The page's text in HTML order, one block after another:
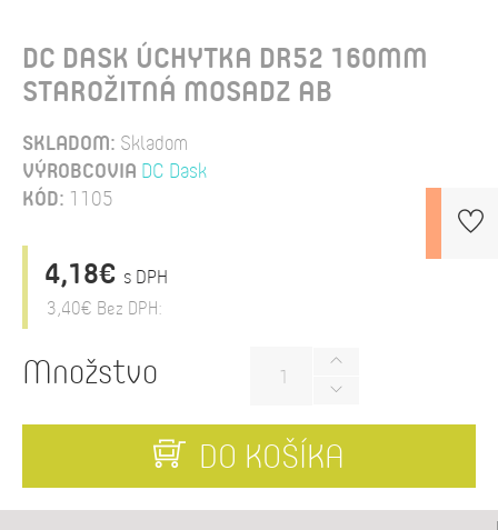
DC DASK ÚCHYTKA DR52 160MM
STAROŽITNÁ MOSADZ AB
SKLADOM: Skladom
VÝROBCOVIA DC Dask
KÓD: 1105
4,18€ s DPH
3,40€ Bez DPH:
Množstvo
DO KOŠÍKA